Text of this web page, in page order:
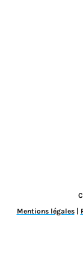
Mentions légales|